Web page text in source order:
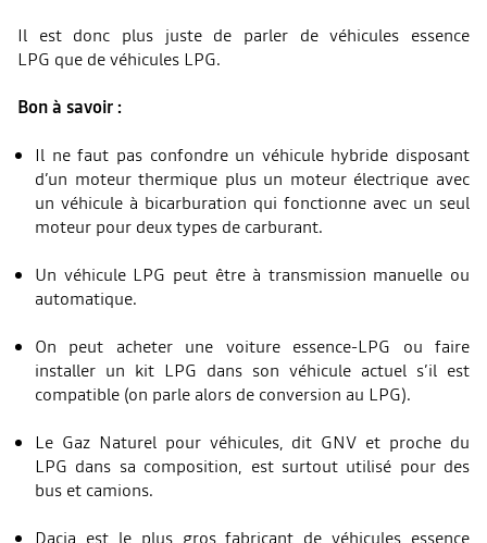
Il est donc plus juste de parler de véhicules essence
LPG que de véhicules LPG.
Bon à savoir :
Il ne faut pas confondre un véhicule hybride disposant
d’un moteur thermique plus un moteur électrique avec
un véhicule à bicarburation qui fonctionne avec un seul
moteur pour deux types de carburant.
Un véhicule LPG peut être à transmission manuelle ou
automatique.
On peut acheter une voiture essence-LPG ou faire
installer un kit LPG dans son véhicule actuel s’il est
compatible (on parle alors de conversion au LPG).
Le Gaz Naturel pour véhicules, dit GNV et proche du
LPG dans sa composition, est surtout utilisé pour des
bus et camions.
Dacia est le plus gros fabricant de véhicules essence